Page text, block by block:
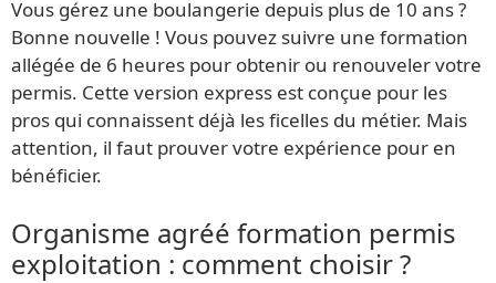
Vous gérez une boulangerie depuis plus de 10 ans ?
Bonne nouvelle ! Vous pouvez suivre une formation
allégée de 6 heures pour obtenir ou renouveler votre
permis. Cette version express est conçue pour les
pros qui connaissent déjà les ficelles du métier. Mais
attention, il faut prouver votre expérience pour en
bénéficier.
Organisme agréé formation permis
exploitation : comment choisir ?